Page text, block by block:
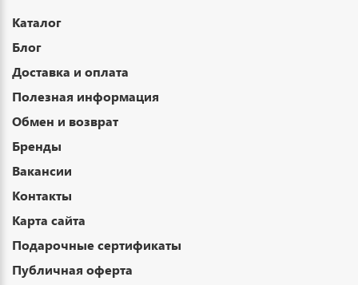
Каталог
Блог
Доставка и оплата
Полезная информация
Обмен и возврат
Бренды
Вакансии
Контакты
Карта сайта
Подарочные сертификаты
Публичная оферта